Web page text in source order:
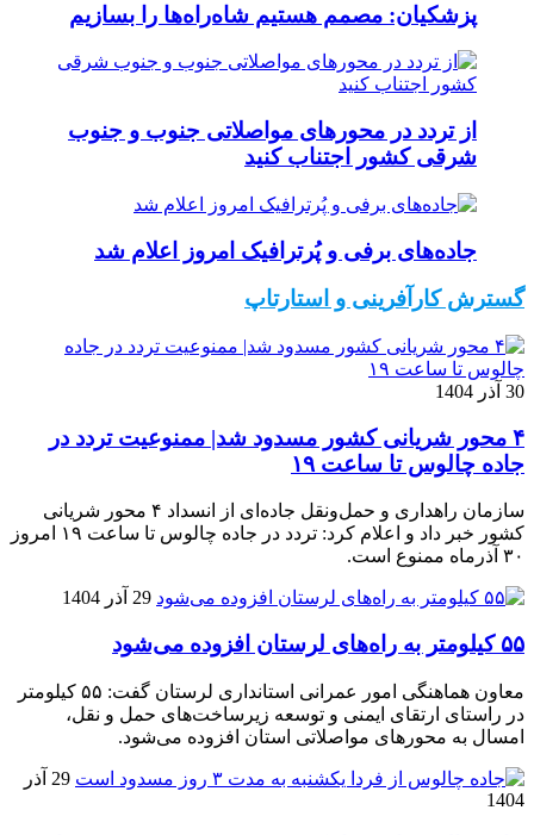
پزشکیان: مصمم هستیم شاه‌راه‌ها را بسازیم
از تردد در محورهای مواصلاتی جنوب و جنوب
شرقی کشور اجتناب کنید
جاده‌های برفی و پُرترافیک امروز اعلام شد
گسترش کارآفرینی و استارتاپ
30 آذر 1404
۴ محور شریانی کشور مسدود شد| ممنوعیت تردد در
جاده چالوس تا ساعت ۱۹
سازمان راهداری و حمل‌ونقل جاده‌ای از انسداد ۴ محور شریانی
کشور خبر داد و اعلام کرد: تردد در جاده چالوس تا ساعت ۱۹ امروز
۳۰ آذرماه ممنوع است.
29 آذر 1404
۵۵ کیلومتر به راه‌های لرستان افزوده می‌شود
معاون هماهنگی امور عمرانی استانداری لرستان گفت: ۵۵ کیلومتر
در راستای ارتقای ایمنی و توسعه زیرساخت‌های حمل و نقل،
امسال به محورهای مواصلاتی استان افزوده می‌شود.
29 آذر
1404